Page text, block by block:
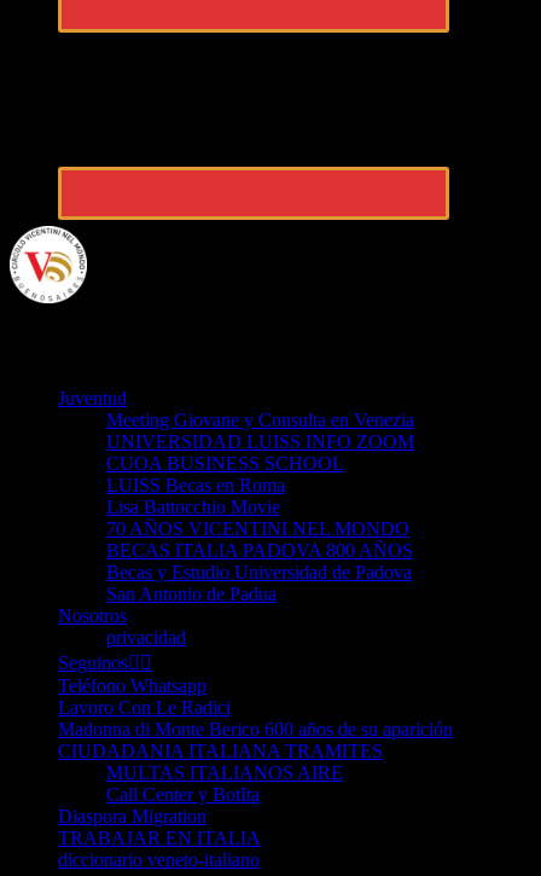
Juventud
Meeting Giovane y Consulta en Venezia
UNIVERSIDAD LUISS INFO ZOOM
CUOA BUSINESS SCHOOL
LUISS Becas en Roma
Lisa Battocchio Movie
70 AÑOS VICENTINI NEL MONDO
BECAS ITALIA PADOVA 800 AÑOS
Becas y Estudio Universidad de Padova
San Antonio de Padua
Nosotros
privacidad
Seguinos👈🏻
Teléfono Whatsapp
Lavoro Con Le Radici
Madonna di Monte Berico 600 años de su aparición
CIUDADANIA ITALIANA TRAMITES
MULTAS ITALIANOS AIRE
Call Center y BotIta
Diaspora Migration
TRABAJAR EN ITALIA
diccionario veneto-italiano